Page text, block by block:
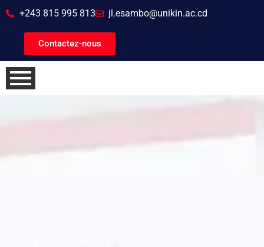
+243 815 995 813 jl.esambo@unikin.ac.cd
Contactez-nous